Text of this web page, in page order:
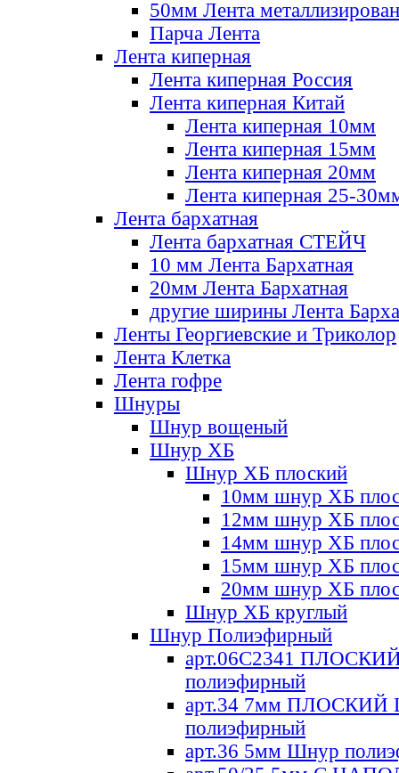
50мм Лента
Парча Лента
Лента киперная
Лента киперная Россия
Лента киперная Китай
Лента киперная 10мм
Лента киперная 15мм
Лента киперная 20мм
Лента киперная 25-
Лента бархатная
Лента бархатная СТЕЙЧ
10 мм Лента Бархатная
20мм Лента Бархатная
другие ширины Лента
Ленты Георгиевские и Триколор
Лента Клетка
Лента гофре
Шнуры
Шнур вощеный
Шнур ХБ
Шнур ХБ плоский
10мм шнур ХБ
12мм шнур ХБ
14мм шнур ХБ
15мм шнур ХБ
20мм шнур ХБ
Шнур ХБ круглый
Шнур Полиэфирный
арт.06С2341
полиэфирный
арт.34 7мм ПЛОСКИЙ
полиэфирный
арт.36 5мм Шнур